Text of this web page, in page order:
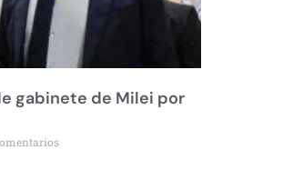
gabinete de Milei por